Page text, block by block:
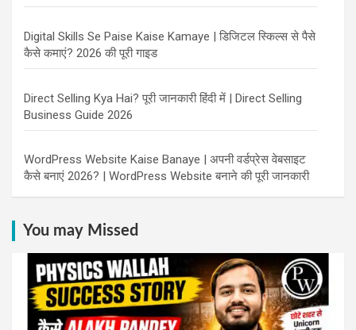
Digital Skills Se Paise Kaise Kamaye | डिजिटल स्किल्स से पैसे
कैसे कमाएं? 2026 की पूरी गाइड
Direct Selling Kya Hai? पूरी जानकारी हिंदी में | Direct Selling
Business Guide 2026
WordPress Website Kaise Banaye | अपनी वर्डप्रेस वेबसाइट
कैसे बनाएं 2026? | WordPress Website बनाने की पूरी जानकारी
You may Missed